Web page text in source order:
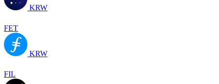
KRW
FET
KRW
FIL